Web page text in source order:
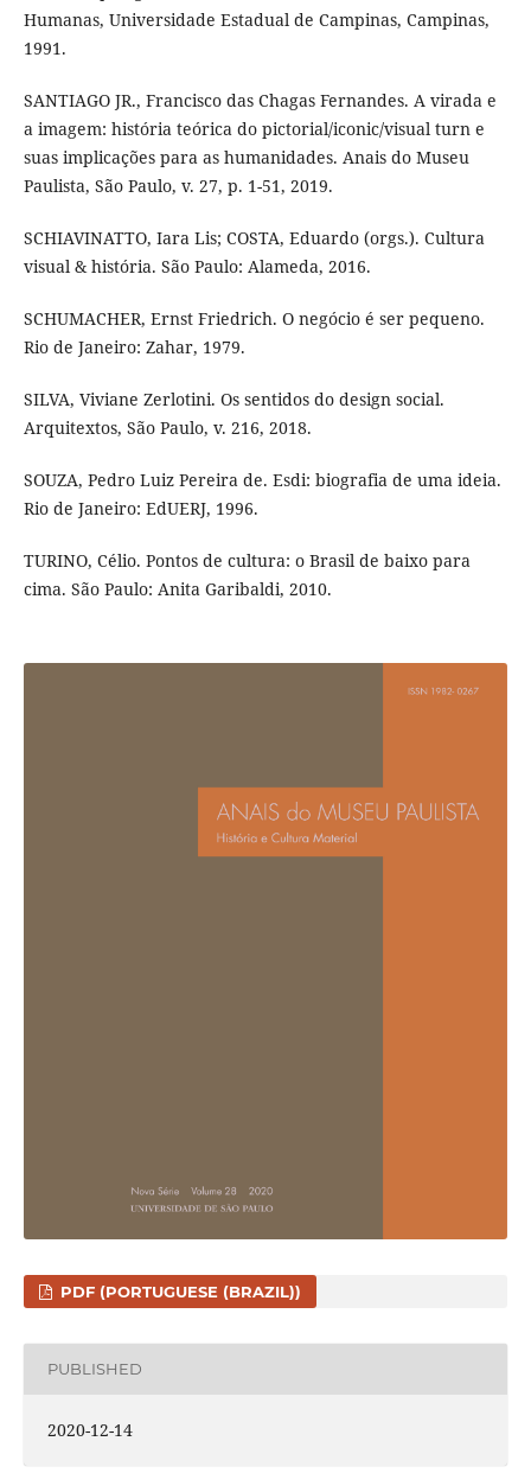
Humanas, Universidade Estadual de Campinas, Campinas,
1991.
SANTIAGO JR., Francisco das Chagas Fernandes. A virada e
a imagem: história teórica do pictorial/iconic/visual turn e
suas implicações para as humanidades. Anais do Museu
Paulista, São Paulo, v. 27, p. 1-51, 2019.
SCHIAVINATTO, Iara Lis; COSTA, Eduardo (orgs.). Cultura
visual & história. São Paulo: Alameda, 2016.
SCHUMACHER, Ernst Friedrich. O negócio é ser pequeno.
Rio de Janeiro: Zahar, 1979.
SILVA, Viviane Zerlotini. Os sentidos do design social.
Arquitextos, São Paulo, v. 216, 2018.
SOUZA, Pedro Luiz Pereira de. Esdi: biografia de uma ideia.
Rio de Janeiro: EdUERJ, 1996.
TURINO, Célio. Pontos de cultura: o Brasil de baixo para
cima. São Paulo: Anita Garibaldi, 2010.
PDF (PORTUGUESE (BRAZIL))
PUBLISHED
2020-12-14